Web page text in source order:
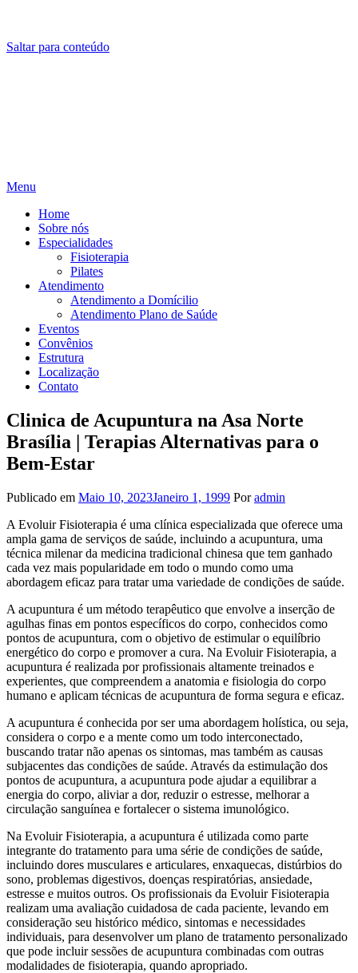
Saltar para conteúdo
Menu
Home
Sobre nós
Especialidades
Fisioterapia
Pilates
Atendimento
Atendimento a Domícilio
Atendimento Plano de Saúde
Eventos
Convênios
Estrutura
Localização
Contato
Clinica de Acupuntura na Asa Norte
Brasília | Terapias Alternativas para o
Bem-Estar
Publicado em Maio 10, 2023Janeiro 1, 1999 Poradmin
A Evoluir Fisioterapia é uma clínica especializada que oferece uma
ampla gama de serviços de saúde, incluindo a acupuntura, uma
técnica milenar da medicina tradicional chinesa que tem ganhado
cada vez mais popularidade em todo o mundo como uma
abordagem eficaz para tratar uma variedade de condições de saúde.
A acupuntura é um método terapêutico que envolve a inserção de
agulhas finas em pontos específicos do corpo, conhecidos como
pontos de acupuntura, com o objetivo de estimular o equilíbrio
energético do corpo e promover a cura. Na Evoluir Fisioterapia, a
acupuntura é realizada por profissionais altamente treinados e
experientes, que compreendem a anatomia e fisiologia do corpo
humano e aplicam técnicas de acupuntura de forma segura e eficaz.
A acupuntura é conhecida por ser uma abordagem holística, ou seja,
considera o corpo e a mente como um todo interconectado,
buscando tratar não apenas os sintomas, mas também as causas
subjacentes das condições de saúde. Através da estimulação dos
pontos de acupuntura, a acupuntura pode ajudar a equilibrar a
energia do corpo, aliviar a dor, reduzir o estresse, melhorar a
circulação sanguínea e fortalecer o sistema imunológico.
Na Evoluir Fisioterapia, a acupuntura é utilizada como parte
integrante do tratamento para uma série de condições de saúde,
incluindo dores musculares e articulares, enxaquecas, distúrbios do
sono, problemas digestivos, doenças respiratórias, ansiedade,
estresse e muitos outros. Os profissionais da Evoluir Fisioterapia
realizam uma avaliação cuidadosa de cada paciente, levando em
consideração seu histórico médico, sintomas e necessidades
individuais, para desenvolver um plano de tratamento personalizado
que pode incluir sessões de acupuntura combinadas com outras
modalidades de fisioterapia, quando apropriado.